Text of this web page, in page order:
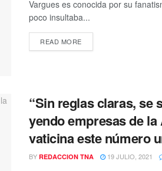
Vargues es conocida por su
poco insultaba...
READ MOREDETAILS
“Sin reglas claras, se
yendo empresas de la
vaticina este número
BY REDACCION TNA 19 JULIO, 2021